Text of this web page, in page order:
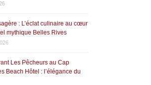
: L’éclat culinaire au cœur
mythique Belles Rives
Les Pêcheurs au Cap
Beach Hôtel : l’élégance du